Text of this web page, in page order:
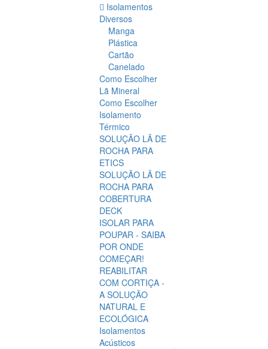
Isolamentos
Diversos
Manga
Plástica
Cartão
Canelado
Como Escolher
Lã Mineral
Como Escolher
Isolamento
Térmico
SOLUÇÃO LÃ DE
ROCHA PARA
ETICS
SOLUÇÃO LÃ DE
ROCHA PARA
COBERTURA
DECK
ISOLAR PARA
POUPAR - SAIBA
POR ONDE
COMEÇAR!
REABILITAR
COM CORTIÇA -
A SOLUÇÃO
NATURAL E
ECOLÓGICA
Isolamentos
Acústicos